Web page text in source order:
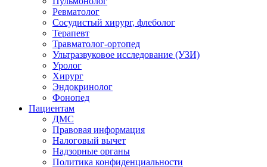
Ревматолог
Сосудистый хирург, флеболог
Терапевт
Травматолог-ортопед
Ультразвуковое исследование (УЗИ)
Уролог
Хирург
Эндокринолог
Фонопед
Пациентам
ДМС
Правовая информация
Налоговый вычет
Надзорные органы
Политика конфиденциальности